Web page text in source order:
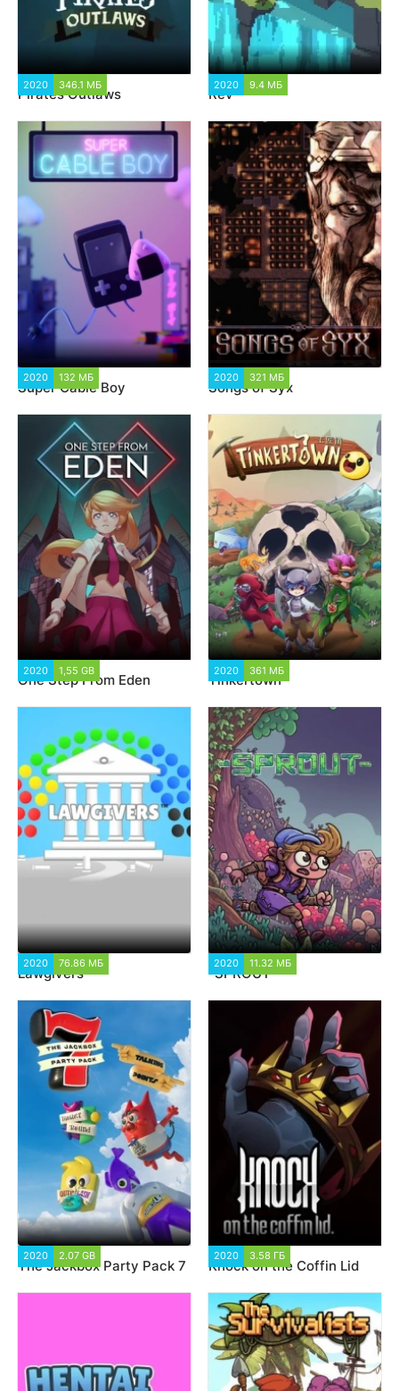
2020 346.1 МБ
Pirates Outlaws
2020 9.4 МБ
Rev
2020 132 МБ
Super Cable Boy
2020 321 МБ
Songs of Syx
2020 1,55 GB
One Step From Eden
2020 361 МБ
Tinkertown
2020 76.86 МБ
Lawgivers
2020 11.32 МБ
-SPROUT-
2020 2.07 GB
The Jackbox Party Pack 7
2020 3.58 ГБ
Knock on the Coffin Lid